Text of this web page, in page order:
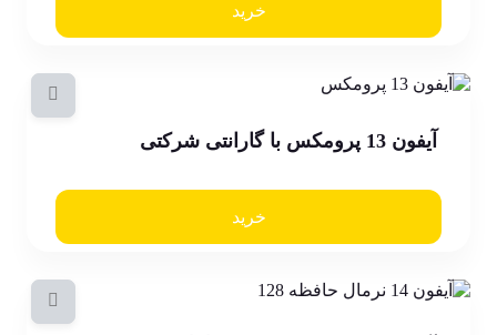
خرید
آیفون 13 پرومکس با گارانتی شرکتی
خرید